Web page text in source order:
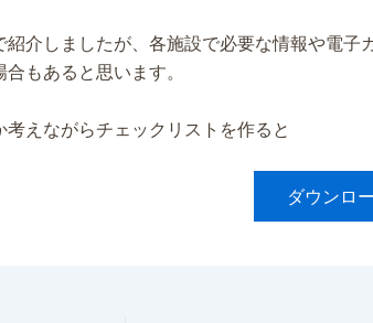
介しましたが、各施設で必要な情報や電子
もあると思います。
えながらチェックリストを作ると
ダウンロ